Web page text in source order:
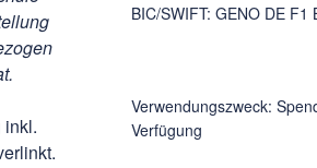
BIC/SWIFT: GENO DE F1
Verwendungszweck:
Verfügung